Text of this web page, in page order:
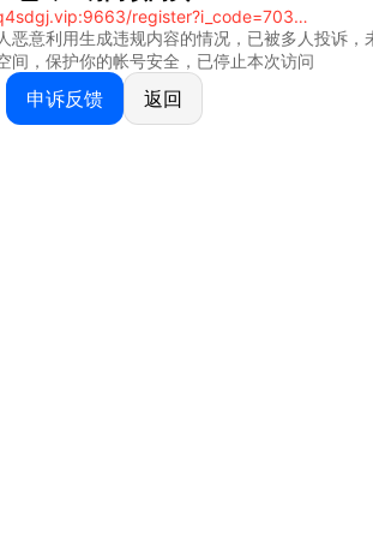
https://www.q4sdgj.vip:9663/register?i_code=70328081
恶意利用生成违规内容的情况，已被多人投诉，
间，保护你的帐号安全，已停止本次访问
申诉反馈 返回